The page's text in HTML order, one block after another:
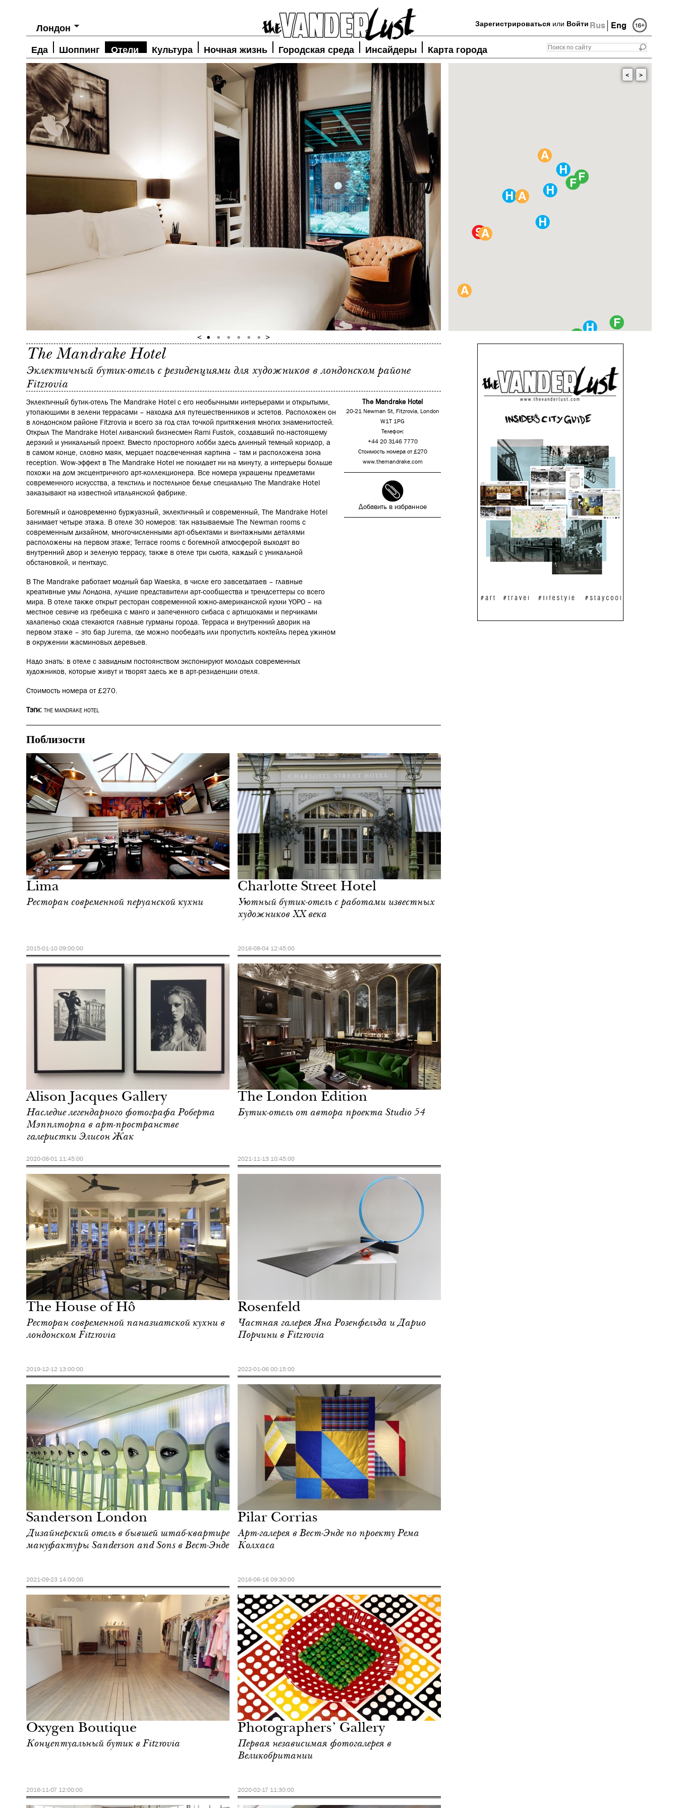
Rus Eng
Зарегистрироваться или Войти
Лондон
Еда Шоппинг Отели Культура Ночная жизнь Городская среда Инсайдеры Карта города
< >
The Mandrake Hotel
Эклектичный бутик-отель с резиденциями для художников в лондонском районе
Fitzrovia
The Mandrake Hotel
20-21 Newman St, Fitzrovia, London
W1T 1PG
Телефон:
+44 20 3146 7770
Стоимость номера от £270
www.themandrake.com
Добавить в избранное
Эклектичный бутик-отель The Mandrake Hotel с его необычными интерьерами и открытыми,
утопающими в зелени террасами – находка для путешественников и эстетов. Расположен он
в лондонском районе Fitzrovia и всего за год стал точкой притяжения многих знаменитостей.
Открыл The Mandrake Hotel ливанский бизнесмен Rami Fustok, создавший по-настоящему
дерзкий и уникальный проект. Вместо просторного лобби здесь длинный темный коридор, а
в самом конце, словно маяк, мерцает подсвеченная картина – там и расположена зона
reception. Wow-эффект в The Mandrake Hotel не покидает ни на минуту, а интерьеры больше
похожи на дом эксцентричного арт-коллекционера. Все номера украшены предметами
современного искусства, а текстиль и постельное белье специально The Mandrake Hotel
заказывают на известной итальянской фабрике.
Богемный и одновременно буржуазный, эклектичный и современный, The Mandrake Hotel
занимает четыре этажа. В отеле 30 номеров: так называемые The Newman rooms с
современным дизайном, многочисленными арт-объектами и винтажными деталями
расположены на первом этаже; Terrace rooms с богемной атмосферой выходят во
внутренний двор и зеленую террасу, также в отеле три сьюта, каждый с уникальной
обстановкой, и пентхаус.
В The Mandrake работает модный бар Waeska, в числе его завсегдатаев – главные
креативные умы Лондона, лучшие представители арт-сообщества и трендсеттеры со всего
мира. В отеле также открыт ресторан современной южно-американской кухни YOPO – на
местное севиче из гребешка с манго и запеченного сибаса с артишоками и перчиками
халапеньо сюда стекаются главные гурманы города. Терраса и внутренний дворик на
первом этаже – это бар Jurema, где можно пообедать или пропустить коктейль перед ужином
в окружении жасминовых деревьев.
Надо знать: в отеле с завидным постоянством экспонируют молодых современных
художников, которые живут и творят здесь же в арт-резиденции отеля.
Стоимость номера от £270.
Тэги: THE MANDRAKE HOTEL
Поблизости
Lima
Ресторан современной перуанской кухни
2015-01-10 09:00:00
Отели
Лондон
Charlotte Street Hotel
Уютный бутик-отель с работами известных
художников ХХ века
2016-08-04 12:45:00
Alison Jacques Gallery
Наследие легендарного фотографа Роберта
Мэпплторпа в арт-пространстве
галеристки Элисон Жак
2020-08-01 11:45:00
Лондон
The London Edition
Бутик-отель от автора проекта Studio 54
2021-11-13 10:45:00
The House of Hô
Ресторан современной паназиатской кухни в
лондонском Fitzrovia
2019-12-12 13:00:00
Культура
Лондон
Rosenfeld
Частная галерея Яна Розенфельда и Дарио
Порчини в Fitzrovia
2022-01-06 00:15:00
Sanderson London
Дизайнерский отель в бывшей штаб-квартире
мануфактуры Sanderson and Sons в Вест-Энде
2021-09-23 14:00:00
Культура
Лондон
Pilar Corrias
Арт-галерея в Вест-Энде по проекту Рема
Колхаса
2016-06-16 09:30:00
Oxygen Boutique
Концептуальный бутик в Fitzrovia
2016-11-07 12:00:00
Культура
Лондон
Photographers’ Gallery
Первая независимая фотогалерея в
Великобритании
2020-02-17 11:30:00